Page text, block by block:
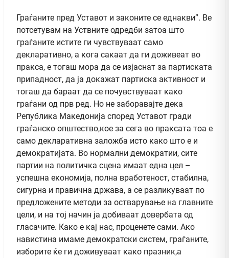
Граѓаните пред Уставот и законите се еднакви”. Ве
потсетувам на Уствните одредби затоа што
граѓаните истите ги чувствуваат само
декларативно, а кога сакаат да ги доживеат во
пракса, е тогаш мора да се изјаснат за партиската
припадност, да ја докажат партиска активност и
тогаш да бараат да се почувствуваат како
граѓани од прв ред. Но не заборавајте дека
Република Македонија според Уставот гради
граѓанско општество,кое за сега во праксата тоа е
само декларативна заложба исто како што е и
демократијата. Во нормални демократии, сите
партии на политичка сцена имаат една цел –
успешна економија, полна вработеност, стабилна,
сигурна и правична држава, а се разликуваат по
предложените методи за остварување на главните
цели, и на тој начин ја добиваат довербата од
гласачите. Како е кај нас, проценете сами. Ако
навистина имаме демократски систем, граѓаните,
изборите ќе ги доживуваат како празник,а